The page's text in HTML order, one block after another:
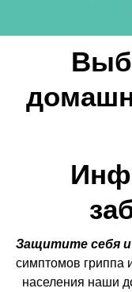
Защитите себя и
симптомов гриппа
населения наши